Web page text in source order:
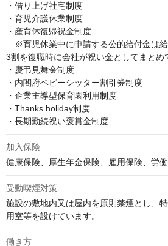
・借り上げ社宅制度
・育児介護休業制度
・産育休復帰祝金制度
※育児休業中に申請する公的給付金は給
3割を復職時に会社が祝い金としてまとめ
・慶弔見舞金制度
・内閣府ベビーシッター割引券制度
・企業主導型保育園利用制度
・Thanks holiday制度
・長期勤続祝い褒賞金制度
加入保険
健康保険、厚生年金保険、雇用保険、労
受動喫煙対策
施設の敷地内又は屋内を原則禁煙とし、
用室等を設けています。
働き方